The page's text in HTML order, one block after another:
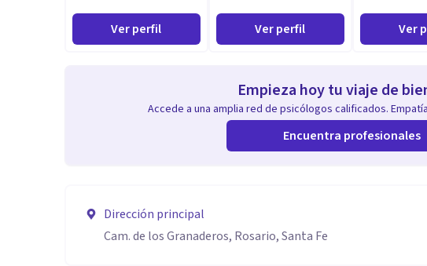
Ver perfil Ver perfil Ver
Empieza hoy tu viaje de
Accede a una amplia red de psicólogos calificados.
Encuentra profesionales
Dirección principal
Cam. de los Granaderos, Rosario, Santa Fe